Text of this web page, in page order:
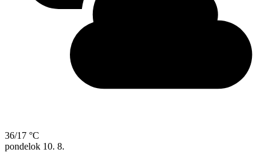
36/17 °C
pondelok 10. 8.